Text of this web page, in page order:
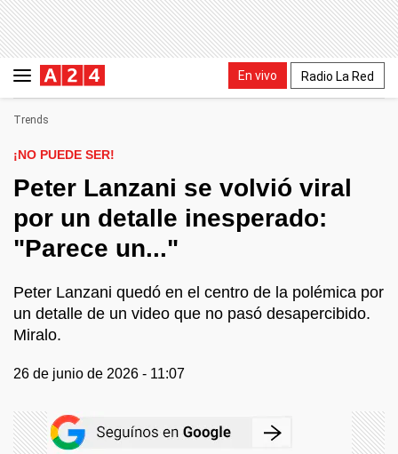
En vivo Radio La Red
Trends
¡NO PUEDE SER!
Peter Lanzani se volvió viral
por un detalle inesperado:
"Parece un..."
Peter Lanzani quedó en el centro de la polémica por
un detalle de un video que no pasó desapercibido.
Miralo.
26 de junio de 2026 - 11:07